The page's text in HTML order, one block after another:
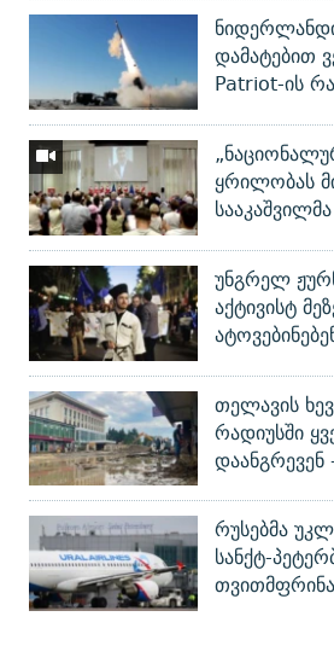
დამატებით
Patriot-ის
ყრილობას
უნგრელ
აქტივისტ
თელავის
რადიუსში
დაანგრევენ
რუსებმა
სანქტ-